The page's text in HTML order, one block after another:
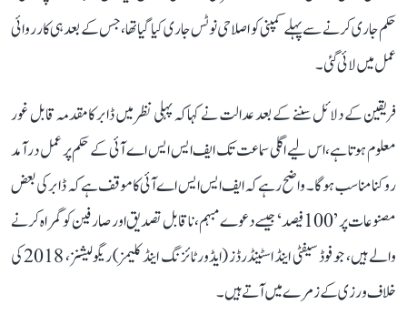
حکم جاری کرنے سے پہلے کمپنی کو اصلاحی نوٹس جاری کیا گیا تھا، جس کے بعد ہی کارروائی
عمل میں لائی گئی۔
فریقین کے دلائل سننے کے بعد عدالت نے کہا کہ پہلی نظر میں ڈابر کا مقدمہ قابل غور
معلوم ہوتا ہے، اس لیے اگلی سماعت تک ایف ایس ایس اے آئی کے حکم پر عمل درآمد
روکنا مناسب ہوگا۔ واضح رہے کہ ایف ایس ایس اے آئی کا موقف ہے کہ ڈابر کی بعض
مصنوعات پر ’100 فیصد‘ جیسے دعوے مبہم، ناقابل تصدیق اور صارفین کو گمراہ کرنے
والے ہیں، جو فوڈ سیفٹی اینڈ اسٹینڈرڈز (ایڈورٹائزنگ اینڈ کلیمز) ریگولیشنز، 2018 کی
خلاف ورزی کے زمرے میں آتے ہیں۔